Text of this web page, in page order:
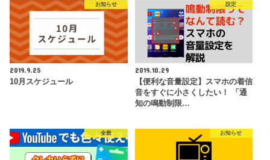
お知らせ
2019.9.25
10月スケジュール
設定
2019.10.29
【便利な音量設定】スマホの着信
音をすぐに小さくしたい！ 「通
知の鳴動制限…
全般 お知らせ